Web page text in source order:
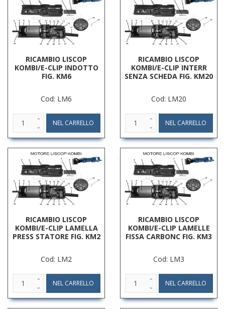
RICAMBIO LISCOP
KOMBI/E-CLIP INDOTTO
FIG. KM6
Cod: LM6
RICAMBIO LISCOP
KOMBI/E-CLIP INTERR
SENZA SCHEDA FIG. KM20
Cod: LM20
RICAMBIO LISCOP
KOMBI/E-CLIP LAMELLA
PRESS STATORE FIG. KM2
Cod: LM2
RICAMBIO LISCOP
KOMBI/E-CLIP LAMELLE
FISSA CARBONC FIG. KM3
Cod: LM3